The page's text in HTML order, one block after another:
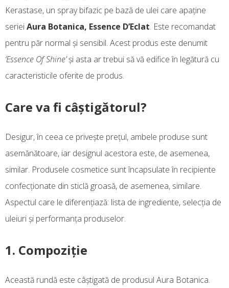
Kerastase, un spray bifazic pe bază de ulei care apaţine
serieiAura Botanica, Essence D’Eclat. Este recomandat
pentru păr normal şi sensibil. Acest produs este denumit
‘Essence Of Shine’şi asta ar trebui să vă edifice în legătură cu
caracteristicile oferite de produs.
Care va fi câştigătorul?
Desigur, în ceea ce priveşte preţul, ambele produse sunt
asemănătoare, iar designul acestora este, de asemenea,
similar. Produsele cosmetice sunt încapsulate în recipiente
confecţionate din sticlă groasă, de asemenea, similare.
Aspectul care le diferenţiază: lista de ingrediente, selecţia de
uleiuri şi performanţa produselor.
1. Compoziţie
Această rundă este câştigată de produsul Aura Botanica.